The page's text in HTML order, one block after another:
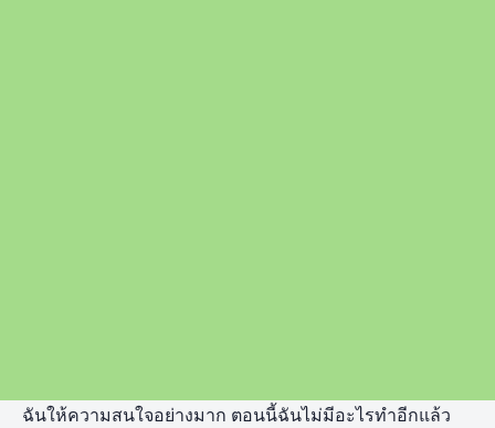
ฉันให้ความสนใจอย่างมาก ตอนนี้ฉันไม่มีอะไรทำอีกแล้ว